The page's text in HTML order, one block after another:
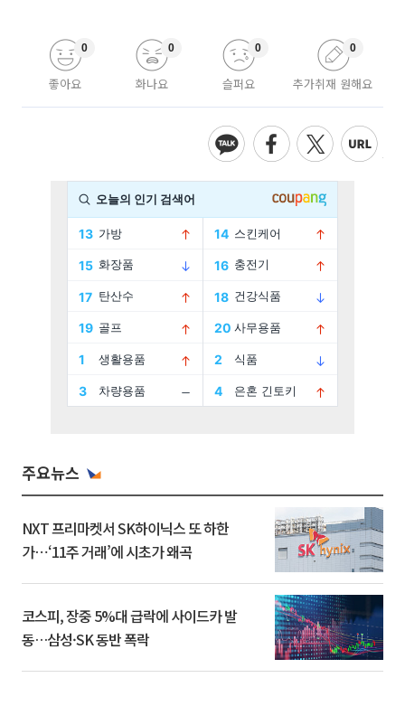
좋아요
0
화나요
0
슬퍼요
0
추가취재 원해요
0
주요뉴스
NXT 프리마켓서 SK하이닉스 또 하한
가⋯‘11주 거래’에 시초가 왜곡
코스피, 장중 5%대 급락에 사이드카 발
동…삼성·SK 동반 폭락